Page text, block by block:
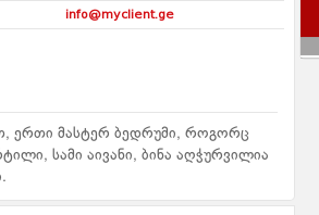
info@myclient.ge
ერთი მასტერ ბედრუმი, როგორც
სამი აივანი, ბინა აღჭურვილია